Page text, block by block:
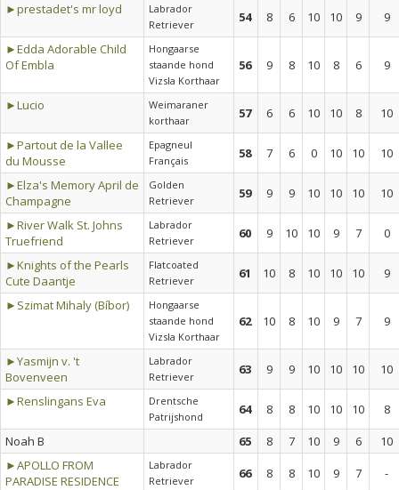
►prestadet's mr loyd
Labrador
Retriever
54 8 6 10 10 9
9
►Edda Adorable Child
Of Embla
Hongaarse
staande hond
Vizsla Korthaar
56 9 8 10 8 6 9
►Lucio
Weimaraner
korthaar
57 6 6 10 10 8
10
►Partout de la Vallee
du Mousse
Epagneul
Français
58 7 6 0 10 10
10
►Elza's Memory April de
Champagne
Golden
Retriever
59 9 9 10 10 10
10
►River Walk St. Johns
Truefriend
Labrador
Retriever
60 9 10 10 9 7
0
►Knights of the Pearls
Cute Daantje
Flatcoated
Retriever
61 10 8 10 10 10
9
►Szimat Mihaly (Bíbor)
Hongaarse
staande hond
Vizsla Korthaar
62 10 8 10 9 7 9
►Yasmijn v. 't
Bovenveen
Labrador
Retriever
63 9 9 10 10 10
10
►Renslingans Eva
Drentsche
Patrijshond
64 8 8 10 10 10
8
Noah B
65 8 7 10 9 6
10
►APOLLO FROM
PARADISE RESIDENCE
Labrador
Retriever
66 8 8 10 9 7
-